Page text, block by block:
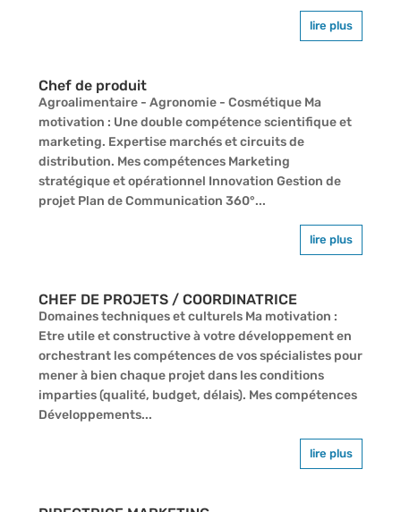
lire plus
Chef de produit
Agroalimentaire - Agronomie - Cosmétique Ma
motivation : Une double compétence scientifique et
marketing. Expertise marchés et circuits de
distribution. Mes compétences Marketing
stratégique et opérationnel Innovation Gestion de
projet Plan de Communication 360°...
lire plus
CHEF DE PROJETS / COORDINATRICE
Domaines techniques et culturels Ma motivation :
Etre utile et constructive à votre développement en
orchestrant les compétences de vos spécialistes pour
mener à bien chaque projet dans les conditions
imparties (qualité, budget, délais). Mes compétences
Développements...
lire plus